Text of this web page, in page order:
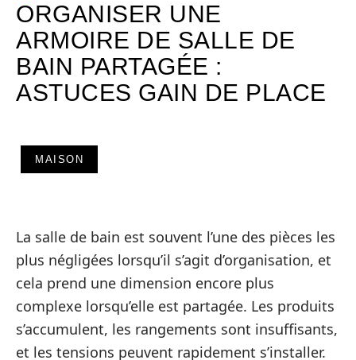
ORGANISER UNE
ARMOIRE DE SALLE DE
BAIN PARTAGÉE :
ASTUCES GAIN DE PLACE
MAISON
La salle de bain est souvent l’une des pièces les
plus négligées lorsqu’il s’agit d’organisation, et
cela prend une dimension encore plus
complexe lorsqu’elle est partagée. Les produits
s’accumulent, les rangements sont insuffisants,
et les tensions peuvent rapidement s’installer.